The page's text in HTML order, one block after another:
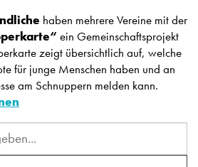
haben mehrere Vereine mit der
ein Gemeinschaftsprojekt
zeigt übersichtlich auf, welche
für junge Menschen haben und an
am Schnuppern melden kann.